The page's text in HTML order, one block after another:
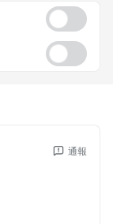
通報